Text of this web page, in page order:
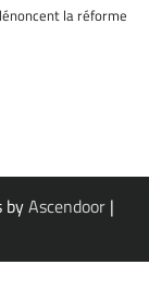
la réforme
byAscendoor |